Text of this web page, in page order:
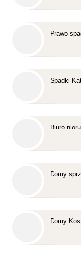
Prawo
Spadki
Biuro
Domy
Domy